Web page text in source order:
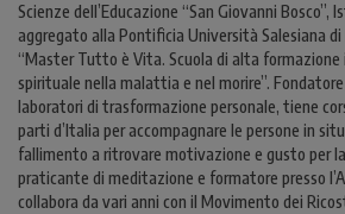
Scienze dell’Educazione “San Giovanni
aggregato alla Pontificia Università Salesiana di
“Master Tutto è Vita. Scuola di alta formazione
spirituale nella malattia e nel morire”.
laboratori di trasformazione personale, tiene
parti d’Italia per accompagnare le persone in
fallimento a ritrovare motivazione e gusto per
praticante di meditazione e formatore presso
collabora da vari anni con il Movimento dei